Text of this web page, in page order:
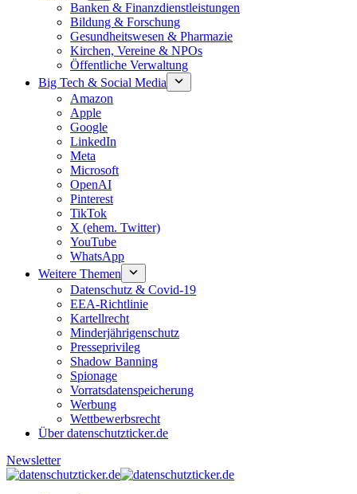
Banken & Finanzdienstleistungen
Bildung & Forschung
Gesundheitswesen & Pharmazie
Kirchen, Vereine & NPOs
Öffentliche Verwaltung
Big Tech & Social Media
Amazon
Apple
Google
LinkedIn
Meta
Microsoft
OpenAI
Pinterest
TikTok
X (ehem. Twitter)
YouTube
WhatsApp
Weitere Themen
Datenschutz & Covid-19
EEA-Richtlinie
Kartellrecht
Minderjährigenschutz
Presseprivileg
Shadow Banning
Spionage
Vorratsdatenspeicherung
Werbung
Wettbewerbsrecht
Über datenschutzticker.de
Newsletter